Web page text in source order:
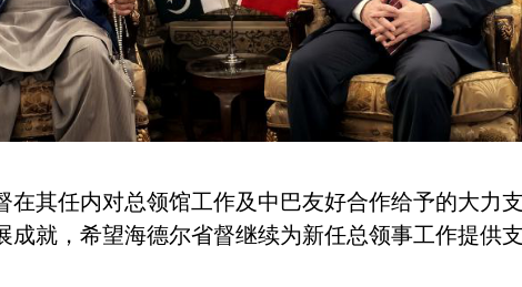
在其任内对总领馆工作及中巴友好合作给予的大力
成就，希望海德尔省督继续为新任总领事工作提供